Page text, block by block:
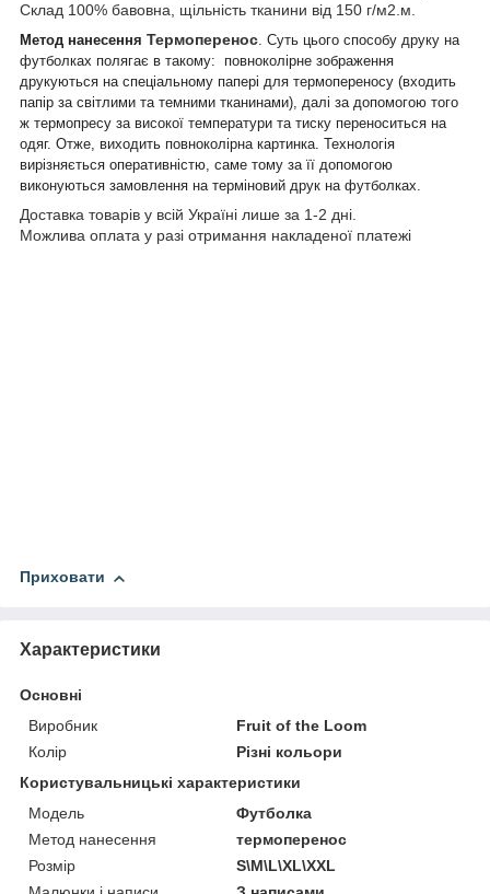
Склад 100% бавовна, щільність тканини від 150 г/м2.м.
Метод нанесення Термоперенос. Суть цього способу друку на
футболках полягає в такому: повноколірне зображення
друкуються на спеціальному папері для термопереносу (входить
папір за світлими та темними тканинами), далі за допомогою того
ж термопресу за високої температури та тиску переноситься на
одяг. Отже, виходить повноколірна картинка. Технологія
вирізняється оперативністю, саме тому за її допомогою
виконуються замовлення на терміновий друк на футболках.
Доставка товарів у всій Україні лише за 1-2 дні.
Можлива оплата у разі отримання накладеної платежі
Приховати
Характеристики
Основні
Виробник
Fruit of the Loom
Колір
Різні кольори
Користувальницькі характеристики
Модель
Футболка
Метод нанесення
термоперенос
Розмір
S\M\L\XL\XXL